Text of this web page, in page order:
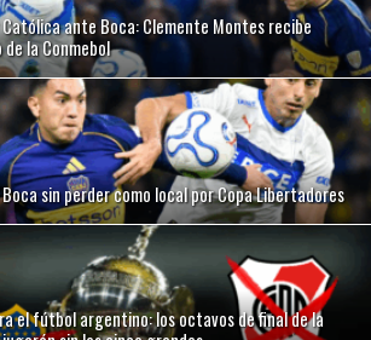
ante Boca: Clemente Montes recibe
la Conmebol
sin perder como local por Copa Libertadores
el fútbol argentino: los octavos de final de la